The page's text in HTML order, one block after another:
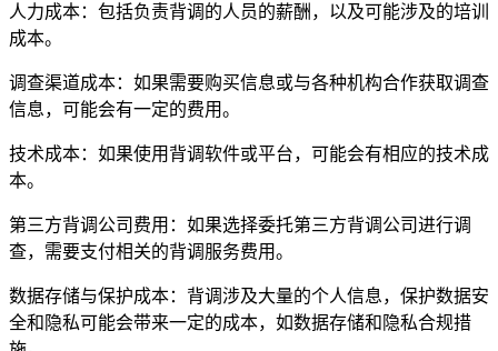
人力成本：包括负责背调的人员的薪酬，以及可能涉及的培训
成本。
调查渠道成本：如果需要购买信息或与各种机构合作获取调查
信息，可能会有一定的费用。
技术成本：如果使用背调软件或平台，可能会有相应的技术成
本。
第三方背调公司费用：如果选择委托第三方背调公司进行调
查，需要支付相关的背调服务费用。
数据存储与保护成本：背调涉及大量的个人信息，保护数据安
全和隐私可能会带来一定的成本，如数据存储和隐私合规措